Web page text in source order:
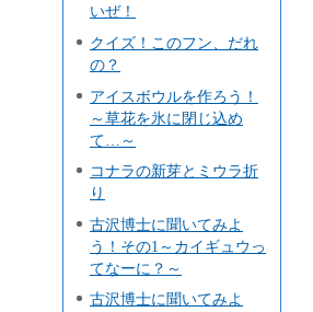
いぜ！
クイズ！このフン、だれ
の？
アイスボウルを作ろう！
～草花を氷に閉じ込め
て…～
コナラの新芽とミウラ折
り
古沢博士に聞いてみよ
う！その1～カイギュウっ
てなーに？～
古沢博士に聞いてみよ